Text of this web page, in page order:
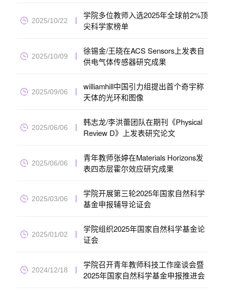
2025/10/22
学院多位教师入选2025年全球前2%顶
尖科学家榜单
2025/10/09
徐锡金/王晓在ACS Sensors上发表自
供电气体传感器研究成果
2025/09/06
williamhill中国引力组提出首个奇宇称
天体的光环和图像
2025/06/06
韩志龙/李洪蕾团队在期刊《Physical
Review D》上发表研究论文
2025/06/06
青年教师张婷在Materials Horizons发
表四态层霍尔效应研究成果
2025/03/06
学院开展第三轮2025年国家自然科学
基金申报辅导论证会
2025/01/02
学院组织2025年国家自然科学基金论
证会
2024/12/18
学院召开青年教师科技工作座谈会暨
2025年国家自然科学基金申报推进会